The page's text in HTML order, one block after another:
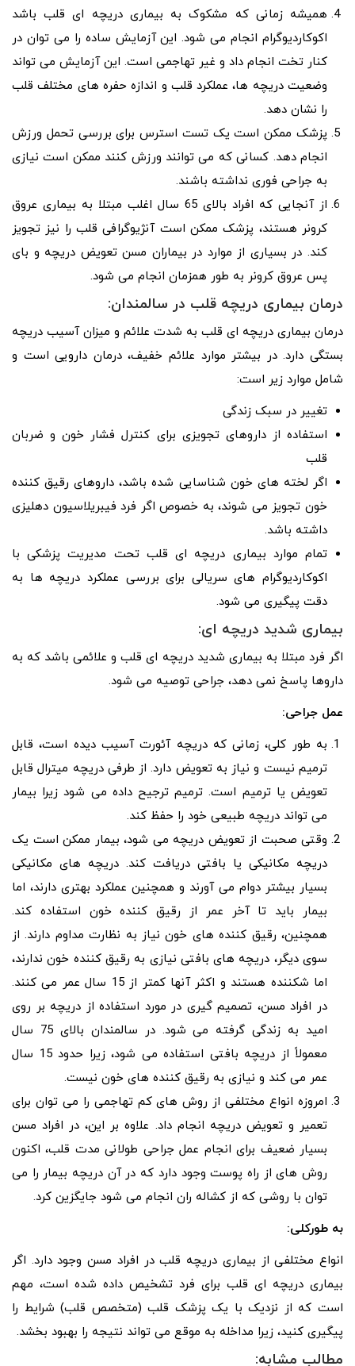
همیشه زمانی که مشکوک به بیماری دریچه ای قلب باشد
اکوکاردیوگرام انجام می شود. این آزمایش ساده را می توان در
کنار تخت انجام داد و غیر تهاجمی است. این آزمایش می تواند
وضعیت دریچه ها، عملکرد قلب و اندازه حفره های مختلف قلب
را نشان دهد.
پزشک ممکن است یک تست استرس برای بررسی تحمل ورزش
انجام دهد. کسانی که می توانند ورزش کنند ممکن است نیازی
به جراحی فوری نداشته باشند.
از آنجایی که افراد بالای 65 سال اغلب مبتلا به بیماری عروق
کرونر هستند، پزشک ممکن است آنژیوگرافی قلب را نیز تجویز
کند. در بسیاری از موارد در بیماران مسن تعویض دریچه و بای
پس عروق کرونر به طور همزمان انجام می شود.
درمان بیماری دریچه قلب در سالمندان:
درمان بیماری دریچه ای قلب به شدت علائم و میزان آسیب دریچه
بستگی دارد. در بیشتر موارد علائم خفیف، درمان دارویی است و
شامل موارد زیر است:
تغییر در سبک زندگی
استفاده از داروهای تجویزی برای کنترل فشار خون و ضربان
قلب
اگر لخته های خون شناسایی شده باشد، داروهای رقیق کننده
خون تجویز می شوند، به خصوص اگر فرد فیبریلاسیون دهلیزی
داشته باشد.
تمام موارد بیماری دریچه ای قلب تحت مدیریت پزشکی با
اکوکاردیوگرام های سریالی برای بررسی عملکرد دریچه ها به
دقت پیگیری می شود.
بیماری شدید دریچه ای:
اگر فرد مبتلا به بیماری شدید دریچه ای قلب و علائمی باشد که به
داروها پاسخ نمی دهد، جراحی توصیه می شود.
عمل جراحی:
به طور کلی، زمانی که دریچه آئورت آسیب دیده است، قابل
ترمیم نیست و نیاز به تعویض دارد. از طرفی دریچه میترال قابل
تعویض یا ترمیم است. ترمیم ترجیح داده می شود زیرا بیمار
می تواند دریچه طبیعی خود را حفظ کند.
وقتی صحبت از تعویض دریچه می شود، بیمار ممکن است یک
دریچه مکانیکی یا بافتی دریافت کند. دریچه های مکانیکی
بسیار بیشتر دوام می آورند و همچنین عملکرد بهتری دارند، اما
بیمار باید تا آخر عمر از رقیق کننده خون استفاده کند.
همچنین، رقیق کننده های خون نیاز به نظارت مداوم دارند. از
سوی دیگر، دریچه های بافتی نیازی به رقیق کننده خون ندارند،
اما شکننده هستند و اکثر آنها کمتر از 15 سال عمر می کنند.
در افراد مسن، تصمیم گیری در مورد استفاده از دریچه بر روی
امید به زندگی گرفته می شود. در سالمندان بالای 75 سال
معمولاً از دریچه بافتی استفاده می شود، زیرا حدود 15 سال
عمر می کند و نیازی به رقیق کننده های خون نیست.
امروزه انواع مختلفی از روش های کم تهاجمی را می توان برای
تعمیر و تعویض دریچه انجام داد. علاوه بر این، در افراد مسن
بسیار ضعیف برای انجام عمل جراحی طولانی مدت قلب، اکنون
روش های از راه پوست وجود دارد که در آن دریچه بیمار را می
توان با روشی که از کشاله ران انجام می شود جایگزین کرد.
به طورکلی:
انواع مختلفی از بیماری دریچه قلب در افراد مسن وجود دارد. اگر
بیماری دریچه ای قلب برای فرد تشخیص داده شده است، مهم
است که از نزدیک با یک پزشک قلب (متخصص قلب) شرایط را
پیگیری کنید، زیرا مداخله به موقع می تواند نتیجه را بهبود بخشد.
مطالب مشابه: